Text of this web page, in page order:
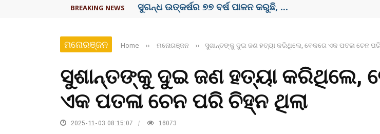
BREAKING NEWS ୟୁପିଆଇ ଓ ଅନ୍ୟାନ୍ୟ ଡିଜିଟାଲ୍ ନେଣଦେଣ ...
ମନୋରଞ୍ଜନ Home ›› ମନୋରଞ୍ଜନ ›› ସୁଶାନ୍ତଙ୍କୁ ଦୁଇ ଜଣ ହତ୍ୟା କରିଥିଲେ, ବେକରେ ଏକ ପତଳା ଚେନ
ସୁଶାନ୍ତଙ୍କୁ ଦୁଇ ଜଣ ହତ୍ୟା କରିଥିଲେ,
ଏକ ପତଳା ଚେନ ପରି ଚିହ୍ନ ଥିଲା
2025-11-03 08:15:07 16073